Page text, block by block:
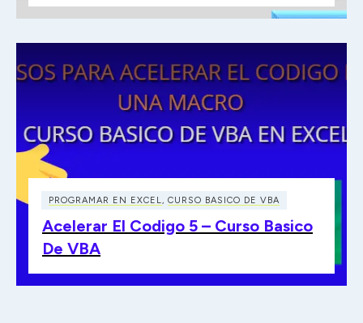
PROGRAMAR EN EXCEL, CURSO BASICO DE VBA
Acelerar El Codigo 5 – Curso Basico
De VBA